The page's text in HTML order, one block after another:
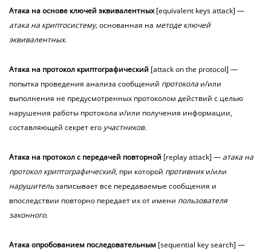
Атака наоснове ключей эквивалентных[equivalent keys attack] —
атака на криптосистему,основанная на методе ключей
эквивалентных.
Атака на протокол криптографический [attack on the protocol] —
попытка проведения анализа сообщений протокола и/или
выполнения не предусмотренных протоколом действий с целью
нарушения работы протокола и/или получения информации,
составляющей секрет его участников.
Атака на протоколс передачей повторной [replay attack] — атака на
протокол криптографический, при которой противники/или
нарушительзаписывает все передаваемые сообщения и
впоследствии повторно передает их от имени пользователя
законного.
Атакаопробованием последовательным [sequential key search] —